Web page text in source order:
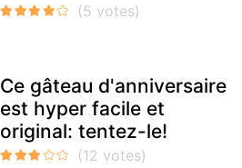
Ce gâteau d'anniversaire
est hyper facile et
original: tentez-le!